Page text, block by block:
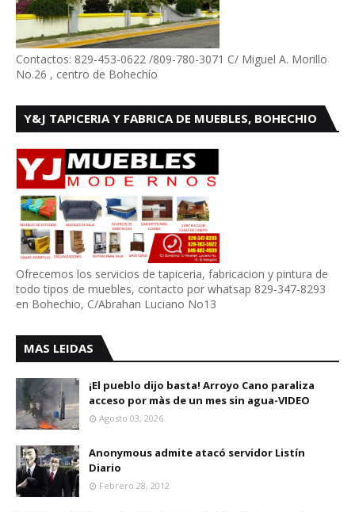
Contactos: 829-453-0622 /809-780-3071 C/ Miguel A. Morillo
No.26 , centro de Bohechío
Y&J TAPICERIA Y FABRICA DE MUEBLES, BOHECHIO
Ofrecemos los servicios de tapiceria, fabricacion y pintura de
todo tipos de muebles, contacto por whatsap 829-347-8293
en Bohechio, C/Abrahan Luciano No13
MAS LEIDAS
¡El pueblo dijo basta! Arroyo Cano paraliza
acceso por màs de un mes sin agua-VIDEO
Agosto 03, 2026
Anonymous admite atacó servidor Listín
Diario
Febrero 28, 2012